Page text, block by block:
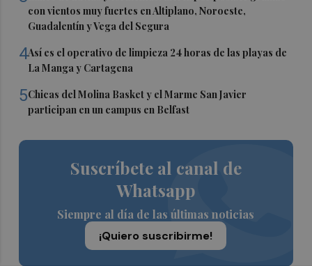
con vientos muy fuertes en Altiplano, Noroeste,
Guadalentín y Vega del Segura
4Así es el operativo de limpieza 24 horas de las playas de
La Manga y Cartagena
5Chicas del Molina Basket y el Marme San Javier
participan en un campus en Belfast
Suscríbete al canal de
Whatsapp
Siempre al día de las últimas noticias
¡Quiero suscribirme!